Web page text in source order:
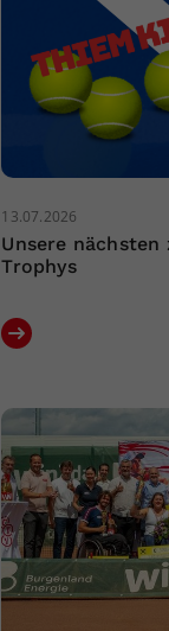
13.07.2026
Unsere nächsten
Trophys